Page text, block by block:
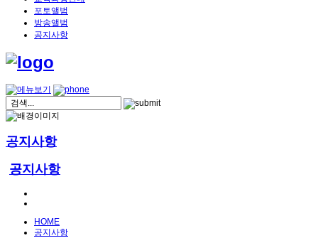
포토앨범
방송앨범
공지사항
공지사항
공지사항
HOME
공지사항